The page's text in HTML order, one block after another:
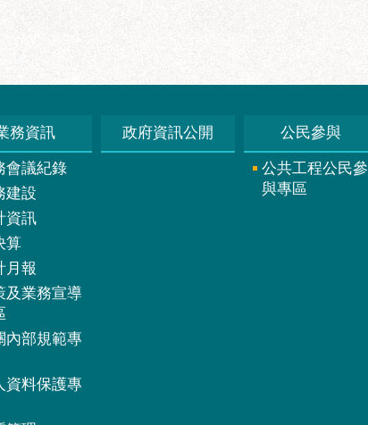
務資訊
會議紀錄
建設
資訊
算
月報
及業務宣導
內部規範專
資料保護專
政府資訊公開 公民參與
公共工程公民參
與專區